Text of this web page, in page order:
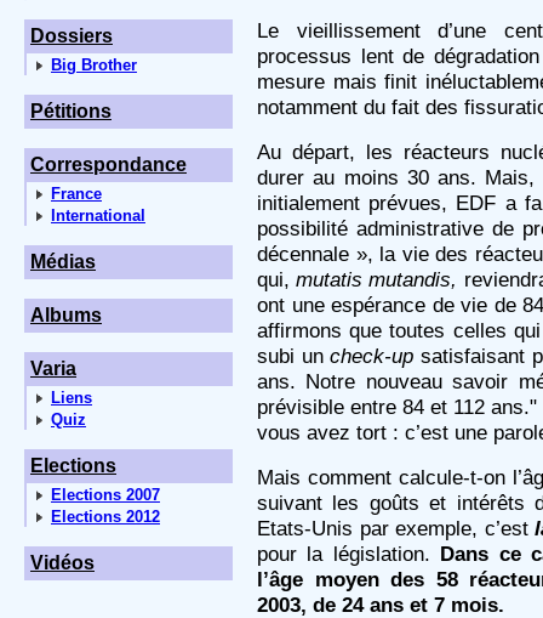
Dossiers
Big Brother
Pétitions
Correspondance
France
International
Médias
Albums
Varia
Liens
Quiz
Elections
Elections 2007
Elections 2012
Vidéos
Le vieillissement d’une
processus lent de
mesure mais finit
notamment du fait des
Au départ, les réacteurs
durer au moins 30 ans.
initialement prévues, EDF a
possibilité administrative de
décennale », la vie des
qui,mutatis mutandis,
ont une espérance de vie de
affirmons que toutes celles
subi uncheck-up satisfaisant
ans. Notre nouveau savoir
prévisible entre 84 et 112
vous avez tort : c’est une
Mais comment calcule-t-on
suivant les goûts et intérêts
Etats-Unis par exemple, c’est
pour la législation. Dans ce
l’âge moyen des 58
2003, de 24 ans et 7 mois.